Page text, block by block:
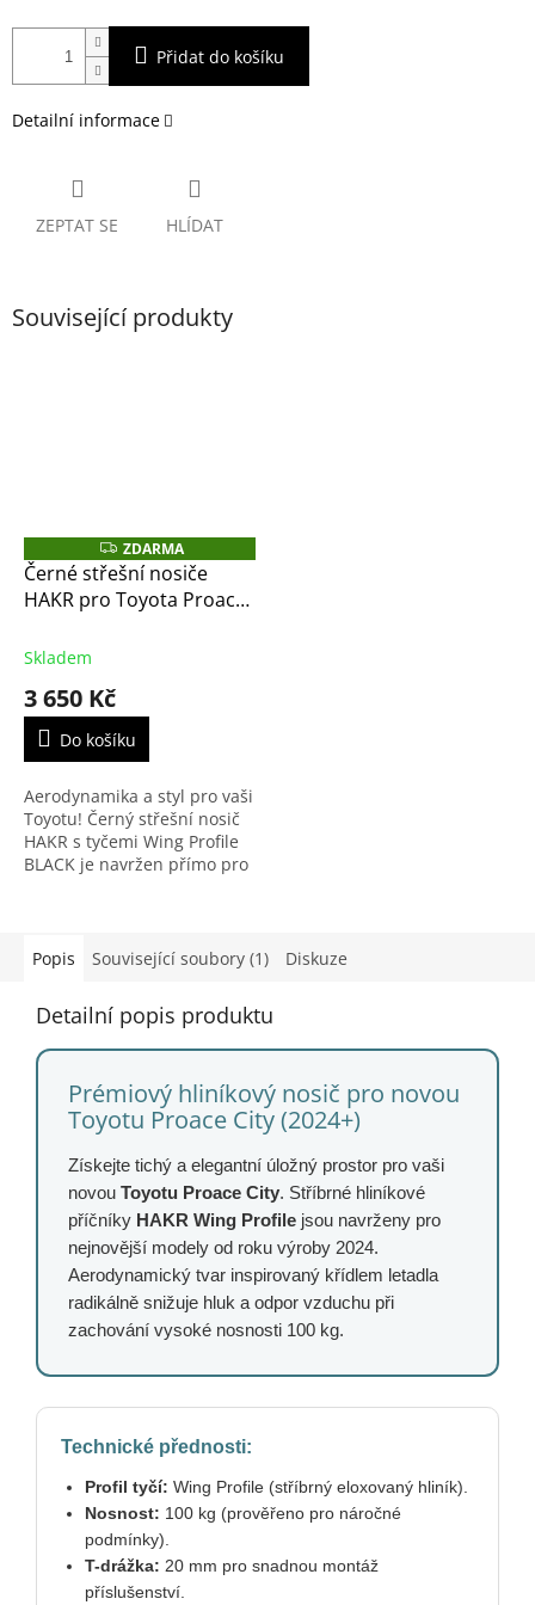
Přidat do košíku
Detailní informace
ZEPTAT SE HLÍDAT
Související produkty
Z
D
A
R
ZDARMA
Černé střešní nosiče
HAKR pro Toyota Proace
příčníky Alu Wing Profile
Skladem
3 650 Kč
Do košíku
Aerodynamika a styl pro vaši
Toyotu! Černý střešní nosič
HAKR s tyčemi Wing Profile
BLACK je navržen přímo pro
Popis
Související soubory (1) Diskuze
Detailní popis produktu
Prémiový hliníkový nosič pro novou
Toyotu Proace City (2024+)
Získejte tichý a elegantní úložný prostor pro vaši
novou Toyotu Proace City. Stříbrné hliníkové
příčníky HAKR Wing Profile jsou navrženy pro
nejnovější modely od roku výroby 2024.
Aerodynamický tvar inspirovaný křídlem letadla
radikálně snižuje hluk a odpor vzduchu při
zachování vysoké nosnosti 100 kg.
Technické přednosti:
Profil tyčí: Wing Profile (stříbrný eloxovaný hliník).
Nosnost: 100 kg (prověřeno pro náročné
podmínky).
T-drážka: 20 mm pro snadnou montáž
příslušenství.